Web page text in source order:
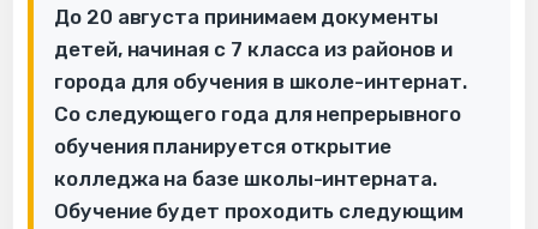
До 20 августа принимаем документы
детей, начиная с 7 класса из районов и
города для обучения в школе-интернат.
Со следующего года для непрерывного
обучения планируется открытие
колледжа на базе школы-интерната.
Обучение будет проходить следующим